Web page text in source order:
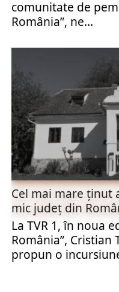
comunitate de
România”, ne...
Cel mai mare ţinut
mic judeţ din
La TVR 1, în noua
România”, Cristian
propun o